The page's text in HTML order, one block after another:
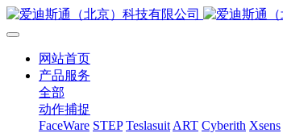
网站首页
产品服务
全部
动作捕捉
FaceWare STEP Teslasuit ART Cyberith Xsens